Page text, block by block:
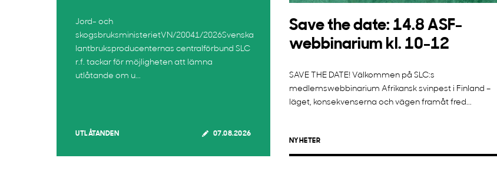
Jord- och
skogsbruksministerietVN/20041/2026Svenska
lantbruksproducenternas centralförbund SLC
r.f. tackar för möjligheten att lämna
utlåtande om u...
UTLÅTANDEN 07.08.2026
Save the date: 14.8 ASF-
webbinarium kl. 10-12
SAVE THE DATE! Välkommen på SLC:s
medlemswebbinarium Afrikansk svinpest i Finland –
läget, konsekvenserna och vägen framåt fred...
NYHETER